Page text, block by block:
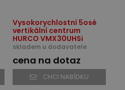
Vysokorychlostní 5osé
vertikální centrum
HURCO VMX30UHSi
skladem u dodavatele
cena na dotaz
CHCI NABÍDKU